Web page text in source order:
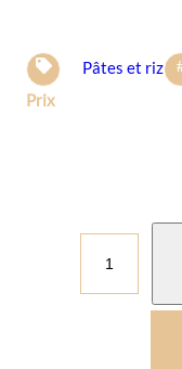
Pâtes et riz
Prix
a